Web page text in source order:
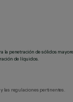
la penetración de sólidos
de líquidos.
las regulaciones pertinentes.